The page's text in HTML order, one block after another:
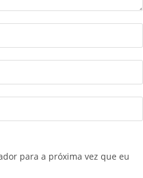
para a próxima vez que eu